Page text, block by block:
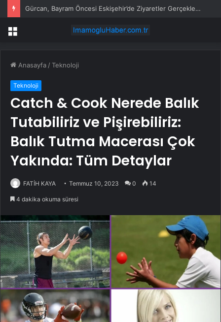
Gürcan, Bayram Öncesi Eskişehir’de Ziyaretler Gerçekleştirdi
Menü
Anasayfa /Teknoloji
Teknoloji
Catch & Cook Nerede Balık
Tutabiliriz ve Pişirebiliriz:
Balık Tutma Macerası Çok
Yakında: Tüm Detaylar
FATİH KAYA Temmuz 10, 2023 0 14
4 dakika okuma süresi